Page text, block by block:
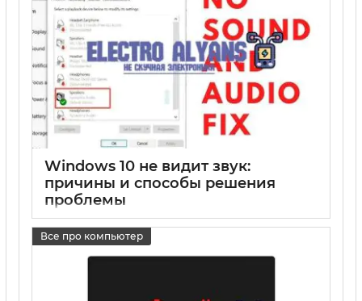
Windows 10 не видит звук:
причины и способы решения
проблемы
Все про компьютер